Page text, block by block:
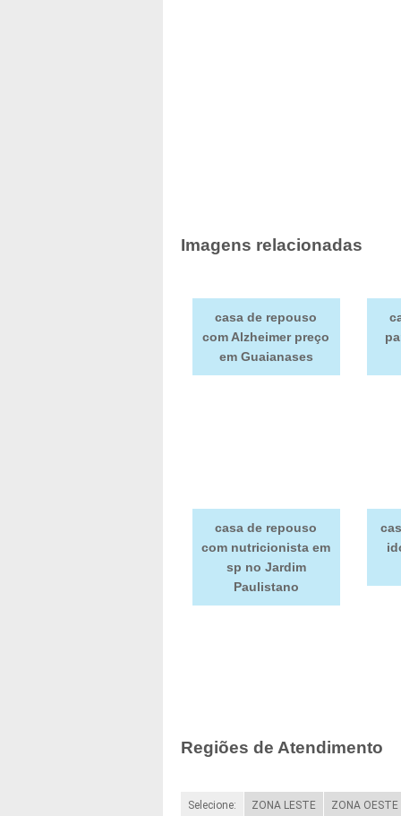
Imagens relacionadas
casa de repouso
com Alzheimer preço
em Guaianases
casa de repouso
com nutricionista em
sp no Jardim
Paulistano
Regiões de Atendimento
Selecione: ZONA LESTE ZONA OESTE